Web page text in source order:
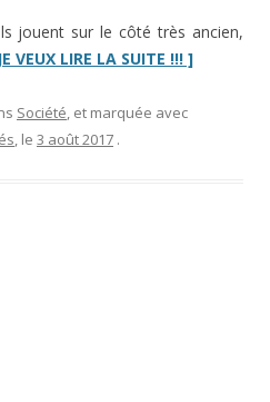
jouent sur le côté très ancien,
VEUX LIRE LA SUITE !!! ]“« Les
Société, et marquée avec
, le 3 août 2017 .